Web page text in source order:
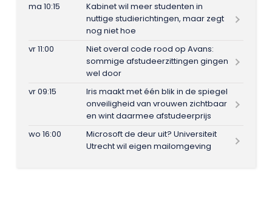
ma 10:15
Kabinet wil meer studenten in
nuttige studierichtingen, maar zegt
nog niet hoe
vr 11:00
Niet overal code rood op Avans:
sommige afstudeerzittingen gingen
wel door
vr 09:15
Iris maakt met één blik in de spiegel
onveiligheid van vrouwen zichtbaar
en wint daarmee afstudeerprijs
wo 16:00
Microsoft de deur uit? Universiteit
Utrecht wil eigen mailomgeving